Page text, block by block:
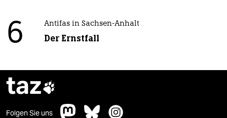
6 Antifas in Sachsen-Anhalt
Der Ernstfall
taz
Folgen Sie uns